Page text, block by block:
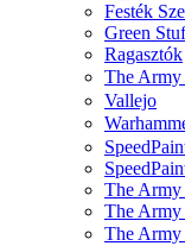
Festék
Green
Ragasztók
The Army
Vallejo
The Army
The Army
The Army